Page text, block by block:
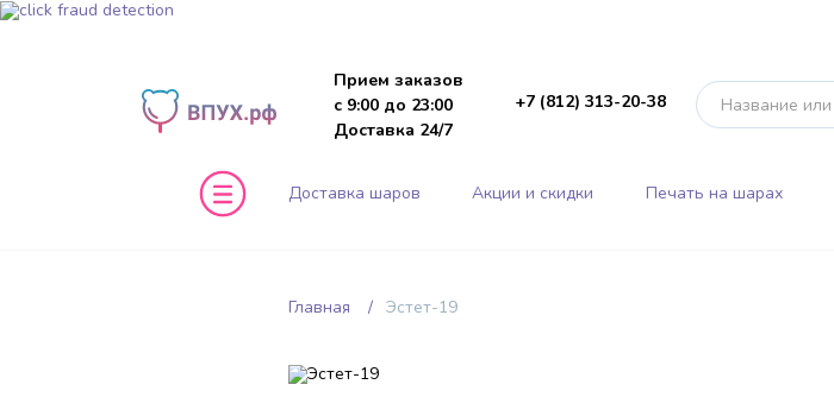
Прием заказов
с 9:00 до 23:00
Доставка 24/7
+7 (812) 313-20-38
Доставка шаров Акции и скидки Печать на шарах
Главная Эстет-19